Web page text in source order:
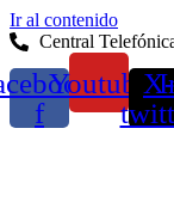
Ir al contenido
Central
f
YoutubeX-